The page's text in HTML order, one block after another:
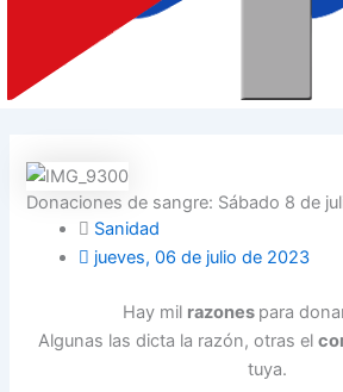
Donaciones de sangre: Sábado 8 de
Sanidad
jueves, 06 de julio de 2023
Hay mil razones para
Algunas las dicta la razón, otras el
tuya.